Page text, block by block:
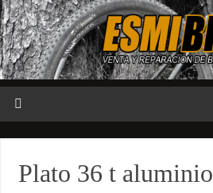
Plato 36 t aluminio